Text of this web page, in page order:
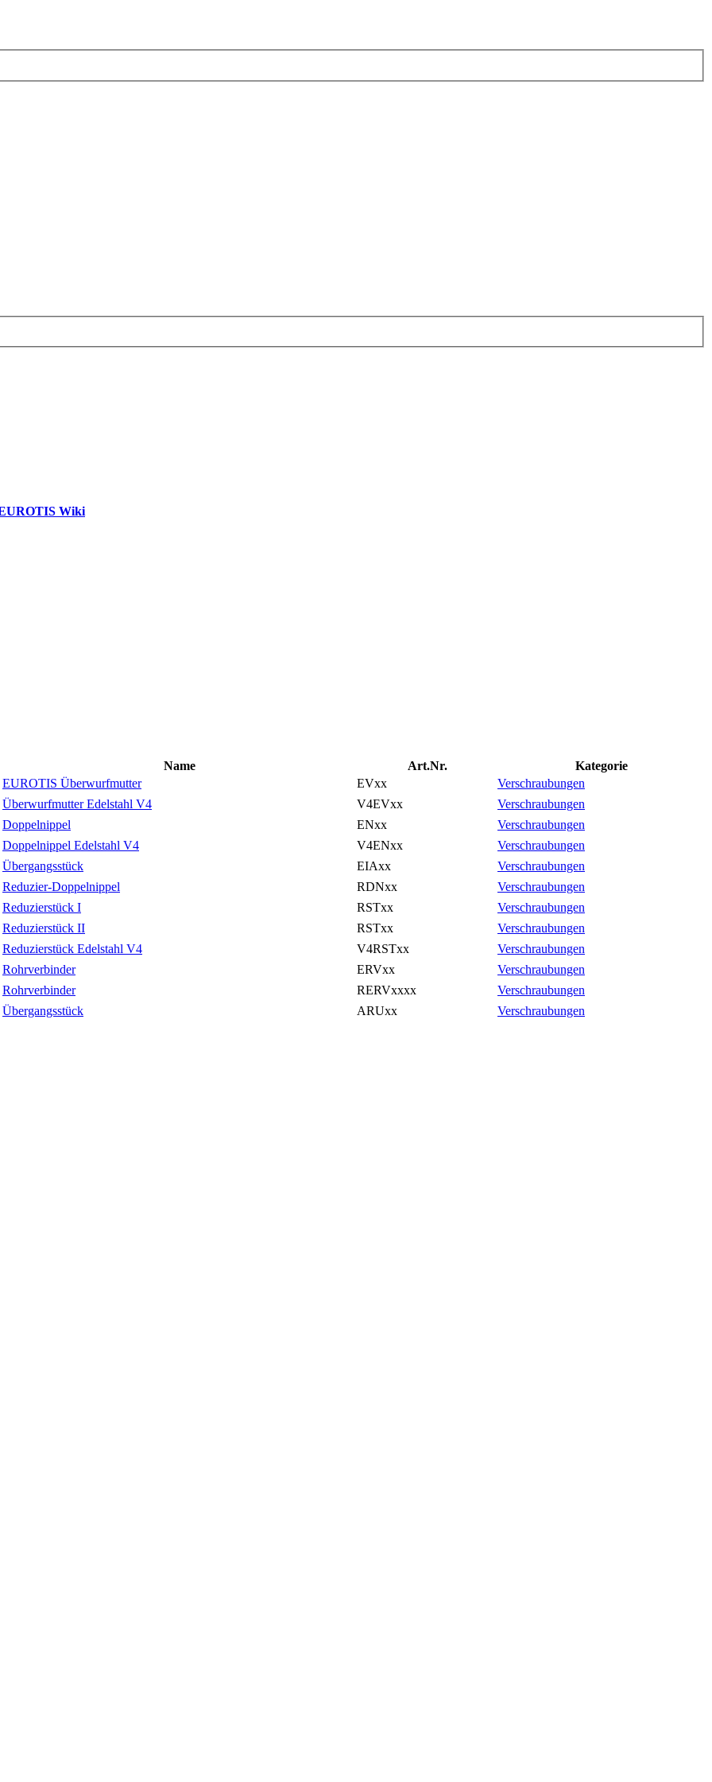
Wiki
Name Art.Nr.
Kategorie
EUROTIS Überwurfmutter
EVxx
Verschraubungen
Überwurfmutter Edelstahl V4
V4EVxx
Verschraubungen
Doppelnippel
ENxx
Verschraubungen
Doppelnippel Edelstahl V4
V4ENxx
Verschraubungen
Übergangsstück
EIAxx
Verschraubungen
Reduzier-Doppelnippel
RDNxx
Verschraubungen
Reduzierstück I
RSTxx
Verschraubungen
Reduzierstück II
RSTxx
Verschraubungen
Reduzierstück Edelstahl V4
V4RSTxx
Verschraubungen
Rohrverbinder
ERVxx
Verschraubungen
Rohrverbinder
RERVxxxx
Verschraubungen
Übergangsstück
ARUxx Verschraubungen